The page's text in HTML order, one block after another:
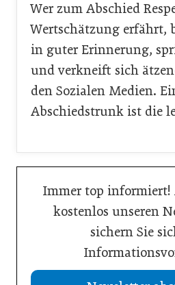
Wer zum Abschied
Wertschätzung erfährt,
in guter Erinnerung,
und verkneift sich
den Sozialen Medien.
Abschiedstrunk ist die
Immer top informiert!
kostenlos unseren
sichern Sie